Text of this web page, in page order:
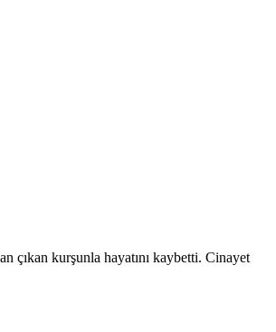
çıkan kurşunla hayatını kaybetti. Cinayet